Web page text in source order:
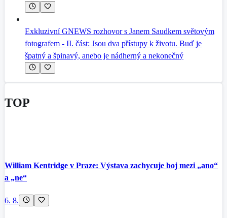
Exkluzivní GNEWS rozhovor s Janem Saudkem světovým
fotografem - II. část: Jsou dva přístupy k životu. Buď je
špatný a špinavý, anebo je nádherný a nekonečný
TOP
William Kentridge v Praze: Výstava zachycuje boj mezi „ano“
a „ne“
6. 8.